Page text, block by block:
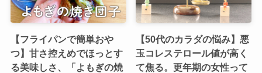
【フライパンで簡単おや
つ】甘さ控えめでほっとす
る美味しさ、「よもぎの焼
【50代のカラダの悩み】悪
玉コレステロール値が高く
て焦る。更年期の女性って